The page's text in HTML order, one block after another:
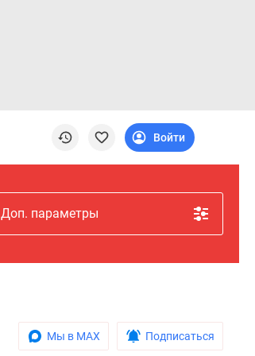
Войти
Доп. параметры
Мы в MAX Подписаться